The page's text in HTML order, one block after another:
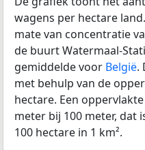
wagens per hectare
mate van concentratie
de buurt Watermaal-
gemiddelde voor België.
met behulp van de
hectare. Een
meter bij 100 meter, dat
100 hectare in 1 km².